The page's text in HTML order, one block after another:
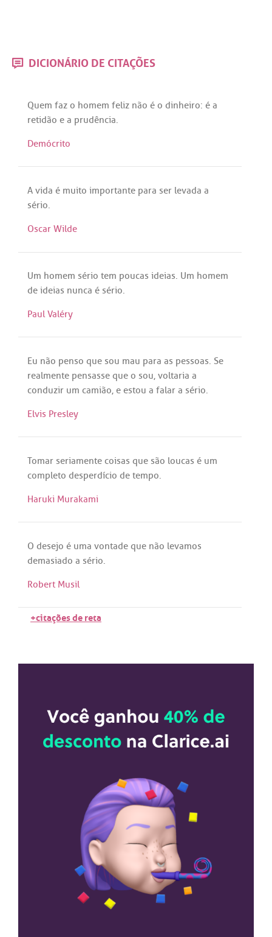
DICIONÁRIO DE CITAÇÕES
Quem faz o homem feliz não é o dinheiro: é a
retidão e a prudência.
Demócrito
A vida é muito importante para ser levada a
sério.
Oscar Wilde
Um homem sério tem poucas ideias. Um homem
de ideias nunca é sério.
Paul Valéry
Eu não penso que sou mau para as pessoas. Se
realmente pensasse que o sou, voltaria a
conduzir um camião, e estou a falar a sério.
Elvis Presley
Tomar seriamente coisas que são loucas é um
completo desperdício de tempo.
Haruki Murakami
O desejo é uma vontade que não levamos
demasiado a sério.
Robert Musil
+citações de reta